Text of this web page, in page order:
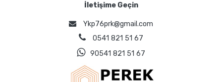
İletişime Geçin
Ykp76prk@gmail.com
0541 821 51 67
90541 821 51 67